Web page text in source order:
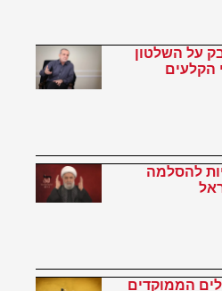
על השלטון
הקלעים
להסלמה
הממוקדים